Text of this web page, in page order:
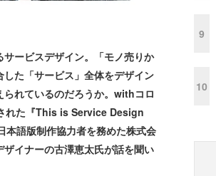
ービスデザイン。「モノ売りか
た「サービス」全体をデザイン
れているのだろうか。withコロ
れた『This is Service Design
語版制作協力者を務めた株式会
イナーの古澤恵太氏が話を聞い
9
10